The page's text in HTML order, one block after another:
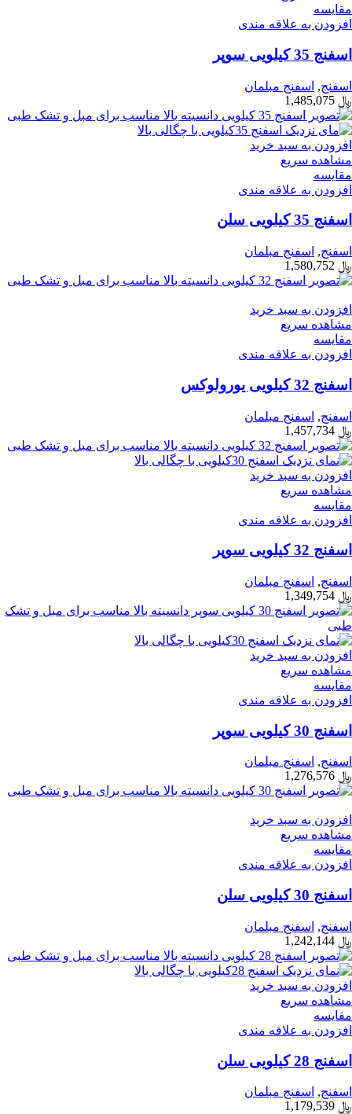
مقایسه
افزودن به علاقه مندی
اسفنج 35 کیلویی سوپر
اسفنج, اسفنج مبلمان
﷼
افزودن به سبد خرید
مشاهده سریع
مقایسه
افزودن به علاقه مندی
اسفنج 35 کیلویی سلن
اسفنج, اسفنج مبلمان
﷼
افزودن به سبد خرید
مشاهده سریع
مقایسه
افزودن به علاقه مندی
اسفنج 32 کیلویی یورولوکس
اسفنج, اسفنج مبلمان
﷼
افزودن به سبد خرید
مشاهده سریع
مقایسه
افزودن به علاقه مندی
اسفنج 32 کیلویی سوپر
اسفنج, اسفنج مبلمان
﷼
افزودن به سبد خرید
مشاهده سریع
مقایسه
افزودن به علاقه مندی
اسفنج 30 کیلویی سوپر
اسفنج, اسفنج مبلمان
﷼
افزودن به سبد خرید
مشاهده سریع
مقایسه
افزودن به علاقه مندی
اسفنج 30 کیلویی سلن
اسفنج, اسفنج مبلمان
﷼
افزودن به سبد خرید
مشاهده سریع
مقایسه
افزودن به علاقه مندی
اسفنج 28 کیلویی سلن
اسفنج, اسفنج مبلمان
﷼